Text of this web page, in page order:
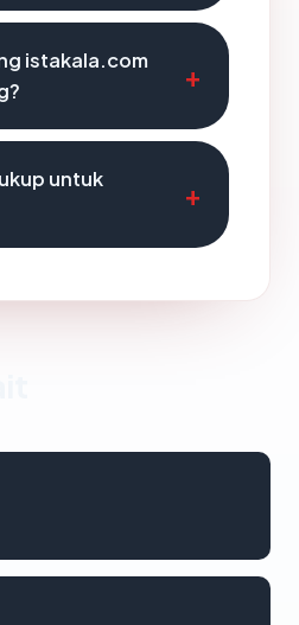
istakala.com
untuk